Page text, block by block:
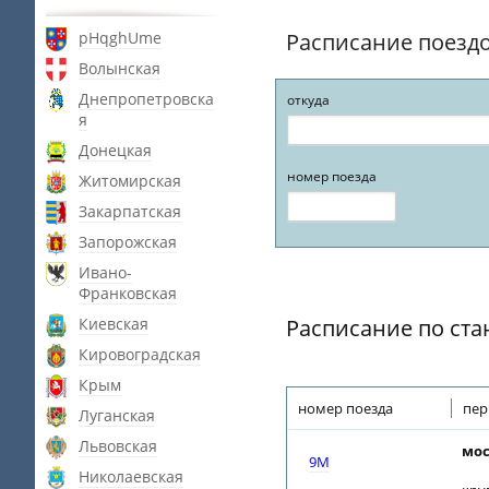
pHqghUme
Волынская
Днепропетровска
я
Донецкая
Житомирская
Закарпатская
Запорожская
Ивано-
Франковская
Киевская
Кировоградская
Крым
Луганская
Львовская
Николаевская
Расписание
откуда
номер поезда
Расписание по
номер поезда
9М